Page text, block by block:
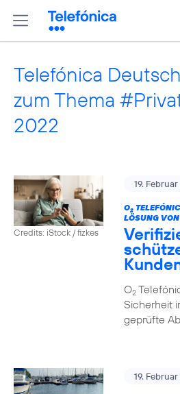
Telefónica
zum Thema
2022
Credits: iStock / fizkes
19.
O2
LÖSUNG
O2
Sicherheit
geprüfte
19.